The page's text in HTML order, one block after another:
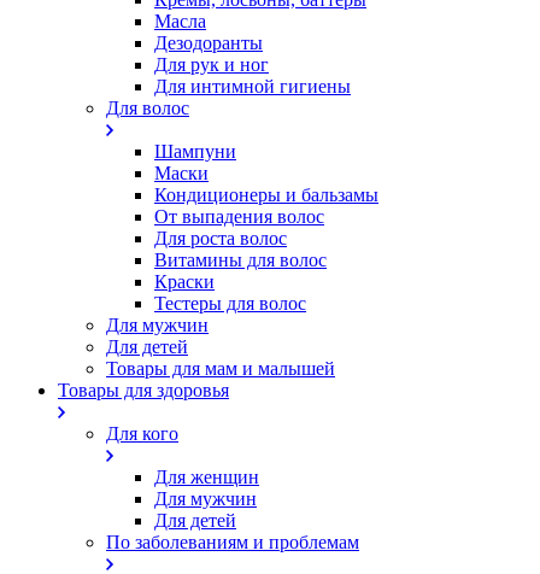
Масла
Дезодоранты
Для рук и ног
Для интимной гигиены
Для волос
Шампуни
Маски
Кондиционеры и бальзамы
От выпадения волос
Для роста волос
Витамины для волос
Краски
Тестеры для волос
Для мужчин
Для детей
Товары для мам и малышей
Товары для здоровья
Для кого
Для женщин
Для мужчин
Для детей
По заболеваниям и проблемам